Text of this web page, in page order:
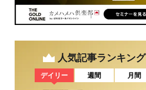
人気記事ランキング
デイリー 週間 月間